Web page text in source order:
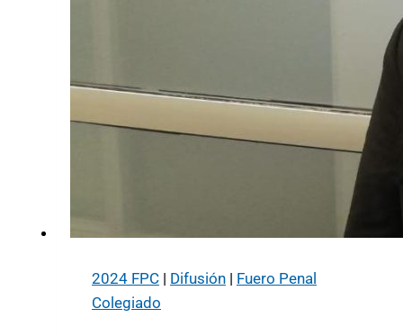
2024 FPC | Difusión | Fuero Penal
Colegiado